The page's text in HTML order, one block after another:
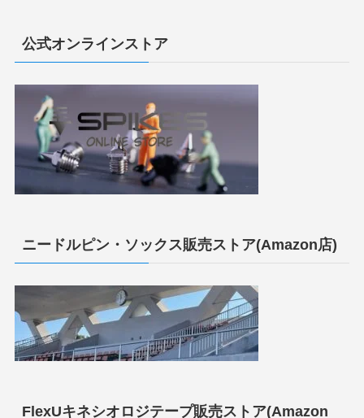
公式オンラインストア
ニードルピン・ソックス販売ストア(Amazon店)
FlexUキネシオロジテープ販売ストア(Amazon